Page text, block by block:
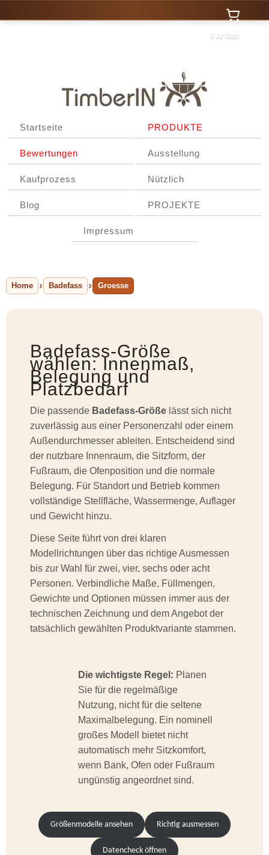
0 Artikel
Startseite PRODUKTE
Bewertungen Ausstellung
Kaufprozess Nützlich
Blog PROJEKTE
Impressum
Home Badefass Groesse
Badefass-Größe
wählen: Innenmaß,
Belegung und
Platzbedarf
Die passende Badefass-Größe lässt sich nicht
zuverlässig aus einer Personenzahl oder einem
Außendurchmesser ableiten. Entscheidend sind
der nutzbare Innenraum, die Sitzform, der
Fußraum, die Ofenposition und die normale
Belegung. Für Standort und Betrieb kommen
vollständige Stellfläche, Wassermenge, Auflager
und Gewicht hinzu.
Diese Seite führt von drei klaren
Modellrichtungen über das richtige Ausmessen
bis zur Wahl für zwei, vier, sechs oder acht
Personen. Verbindliche Maße, Füllmengen,
Gewichte und Optionen müssen immer aus der
technischen Zeichnung und dem Angebot der
tatsächlich gewählten Produktvariante stammen.
Die wichtigste Regel: Planen
Sie für die regelmäßige
Nutzung, nicht für die seltene
Maximalbelegung. Ein nominell
großes Modell bietet nicht
automatisch mehr Sitzkomfort,
wenn Bank, Ofen oder Fußraum
ungünstig angeordnet sind.
Größenmodelle ansehen Richtig ausmessen
Datencheck öffnen